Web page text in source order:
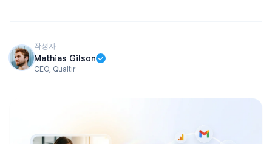
작성자
Mathias Gilson
CEO, Qualtir